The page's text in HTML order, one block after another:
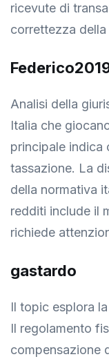
ricevute di
correttezza
Analisi della
Italia che
principale indica
tassazione. La
della normativa
redditi include il
richiede
gastardo
Il topic esplora
Il regolamento
compensazione